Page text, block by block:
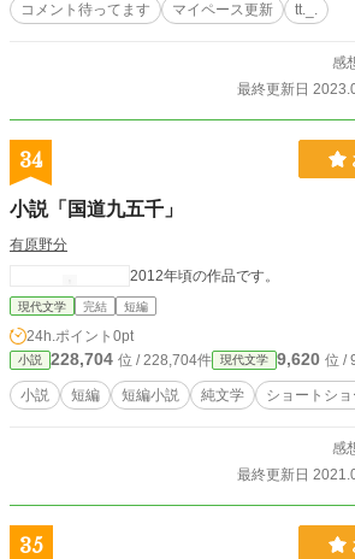
コメント待ってます
マイペース更新 tt._.
感
最終更新日
34
小説「国道九五千」
有原野分
2012年頃の作品です。
現代文学 完結 短編
24h.ポイント 0pt
小説 228,704 位 / 228,704件 現代文学 9,620 位 /
小説 短編 短編小説 純文学 ショートショ
感
最終更新日
35